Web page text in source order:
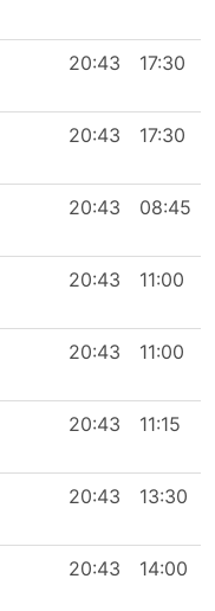
20:43 17:30
20:43 17:30
20:43 08:45
20:43 11:00
20:43 11:00
20:43 11:15
20:43 13:30
20:43 14:00